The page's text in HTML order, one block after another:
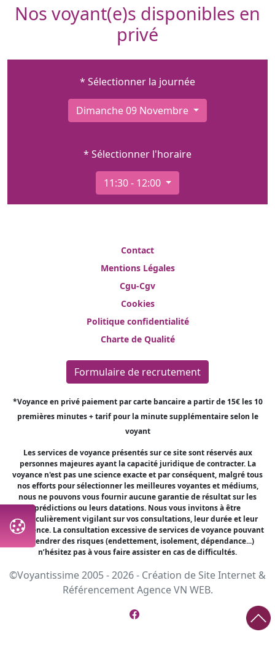
Nos voyant(e)s disponibles en
privé
* Sélectionner la journée
Dimanche 09 Novembre
* Sélectionner l'horaire
11:30 - 12:00
Contact
Mentions Légales
Cgu-Cgv
Cookies
Politique confidentialité
Charte de Qualité
Formulaire de recrutement
*Voyance en privé paiement par carte bancaire a partir de 15€ les 10
premières minutes + tarif pour la minute supplémentaire selon le
voyant
Les services de voyance présentés sur ce site sont réservés aux
personnes majeures ayant la capacité juridique de contracter. La
voyance n'est pas une science exacte et par conséquent, malgré tous
nos efforts pour sélectionner les meilleures voyantes et médiums,
nous ne pouvons vous fournir aucune garantie de résultat sur les
prédictions ou leurs datations. Nous vous invitons à être
particulièrement vigilant sur vos consultations, leur durée et leur
fréquence. La consultation excessive de services de voyance pouvant
engendrer des risques (endettement, isolement, dépendance...)
n’hésitez pas à vous faire assister en cas de difficultés.
©Voyantissime 2005 - 2026 - Création de Site Internet &
RéférencementAgence VN WEB.